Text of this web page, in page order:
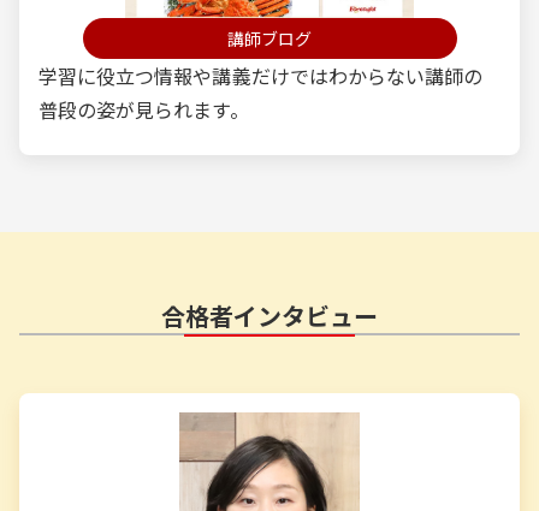
講師ブログ
学習に役立つ情報や講義だけではわからない講師の
普段の姿が見られます。
合格者インタビュー